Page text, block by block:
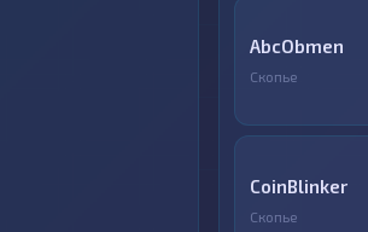
AbcObmen
Скопье
CoinBlinker
Скопье